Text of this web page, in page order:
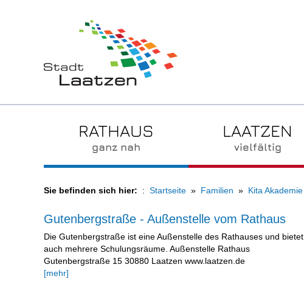
RATHAUS
ganz nah
LAATZEN
vielfältig
Sie befinden sich hier: Startseite Familien Kita Akademie
Gutenbergstraße - Außenstelle vom Rathaus
Die Gutenbergstraße ist eine Außenstelle des Rathauses und bietet
auch mehrere Schulungsräume. Außenstelle Rathaus
Gutenbergstraße 15 30880 Laatzen www.laatzen.de
[mehr]